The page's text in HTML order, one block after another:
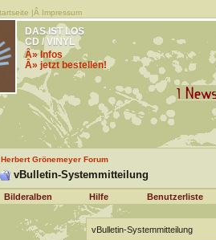
|Â Impressum
DAS IST LOS
CD / VINYL
Â» Infos
Â» jetzt bestellen!
Herbert Grönemeyer Forum
vBulletin-Systemmitteilung
Bilderalben Hilfe Benutzerliste
vBulletin-Systemmitteilung